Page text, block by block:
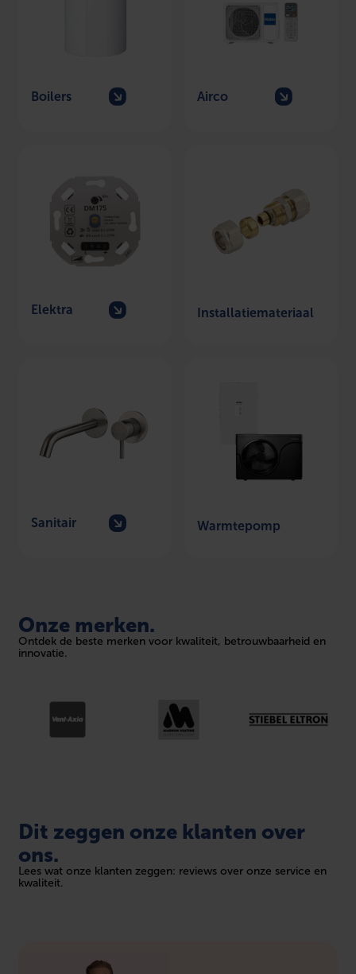
Boilers Airco
Elektra Installatiemateriaal
Sanitair Warmtepomp
Onze merken.
Ontdek de beste merken voor kwaliteit, betrouwbaarheid en
innovatie.
Dit zeggen onze klanten over
ons.
Lees wat onze klanten zeggen: reviews over onze service en
kwaliteit.